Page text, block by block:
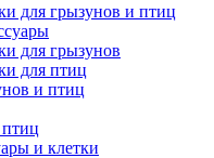
для грызунов и птиц
для грызунов
для птиц
и птиц
и клетки